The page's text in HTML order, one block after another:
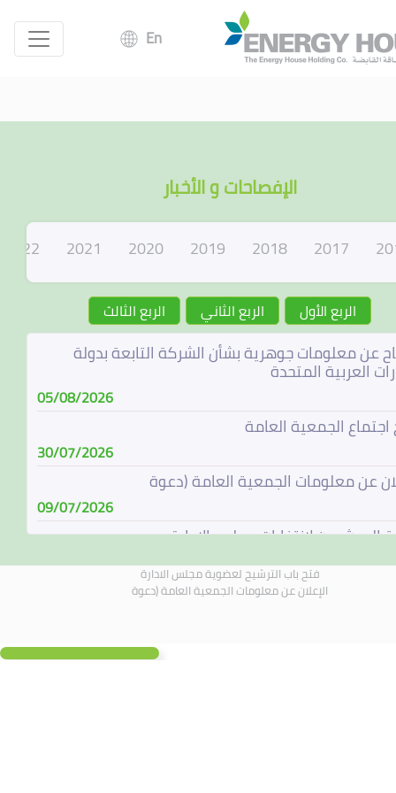
En
الإفصاحات و الأخبار
2017
2018
2019
2020
2021
2022
الربع الأول الربع الثاني الربع الثالث
عن معلومات جوهرية بشأن الشركة التابعة بدولة
العربية المتحدة
05/08/2026
اجتماع الجمعية العامة
30/07/2026
عن معلومات الجمعية العامة (دعوة
09/07/2026
المرشحين لإنتخابات مجلس الإدارة
08/07/2026
الترشيح لعضوية مجلس الادارة
فتح باب الترشيح لعضوية مجلس الادارة
الإعلان عن معلومات الجمعية العامة (دعوة